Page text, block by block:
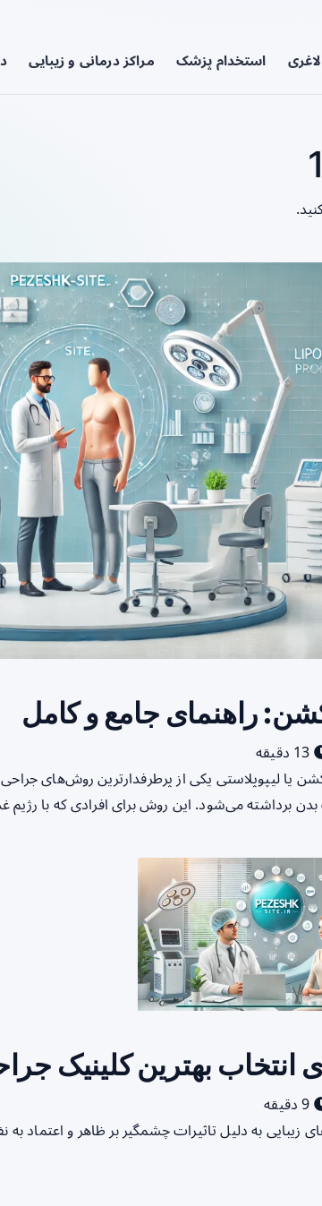
استخدام پزشک مراکز درمانی و زیبایی
راهنمای جامع و کامل
یا لیپوپلاستی یکی از پرطرفدارترین روش‌های
برداشته می‌شود. این روش برای افرادی که با رژیم
انتخاب بهترین کلینیک
زیبایی به دلیل تاثیرات چشمگیر بر ظاهر و اعتماد